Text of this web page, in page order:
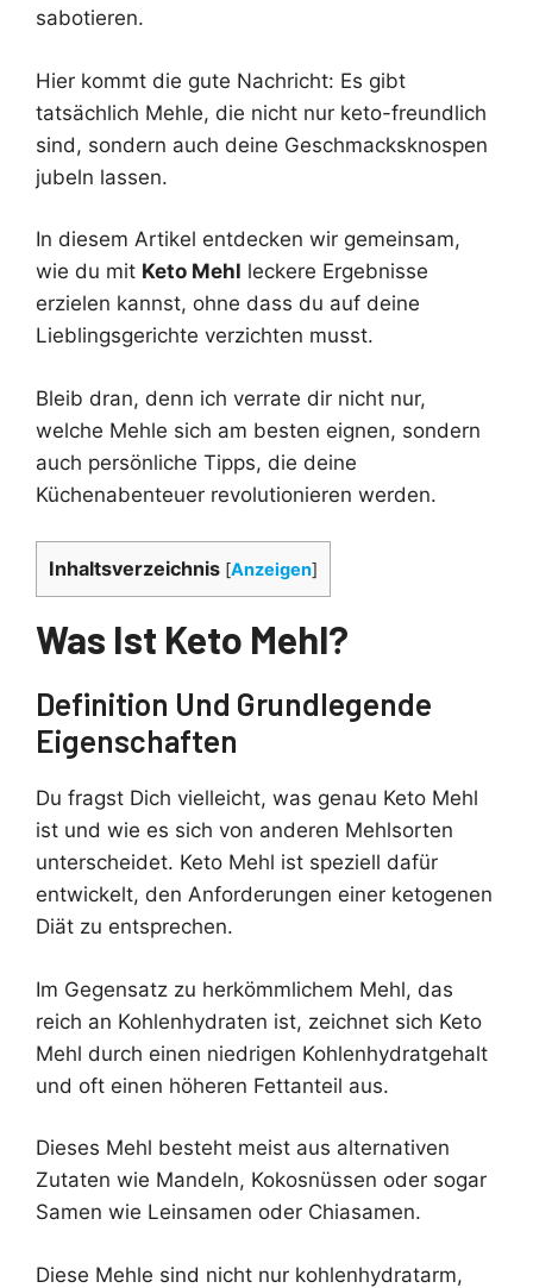
sabotieren.
Hier kommt die gute Nachricht: Es gibt
tatsächlich Mehle, die nicht nur keto-freundlich
sind, sondern auch deine Geschmacksknospen
jubeln lassen.
In diesem Artikel entdecken wir gemeinsam,
wie du mit Keto Mehl leckere Ergebnisse
erzielen kannst, ohne dass du auf deine
Lieblingsgerichte verzichten musst.
Bleib dran, denn ich verrate dir nicht nur,
welche Mehle sich am besten eignen, sondern
auch persönliche Tipps, die deine
Küchenabenteuer revolutionieren werden.
Inhaltsverzeichnis [Anzeigen]
Was Ist Keto Mehl?
Definition Und Grundlegende
Eigenschaften
Du fragst Dich vielleicht, was genau Keto Mehl
ist und wie es sich von anderen Mehlsorten
unterscheidet. Keto Mehl ist speziell dafür
entwickelt, den Anforderungen einer ketogenen
Diät zu entsprechen.
Im Gegensatz zu herkömmlichem Mehl, das
reich an Kohlenhydraten ist, zeichnet sich Keto
Mehl durch einen niedrigen Kohlenhydratgehalt
und oft einen höheren Fettanteil aus.
Dieses Mehl besteht meist aus alternativen
Zutaten wie Mandeln, Kokosnüssen oder sogar
Samen wie Leinsamen oder Chiasamen.
Diese Mehle sind nicht nur kohlenhydratarm,